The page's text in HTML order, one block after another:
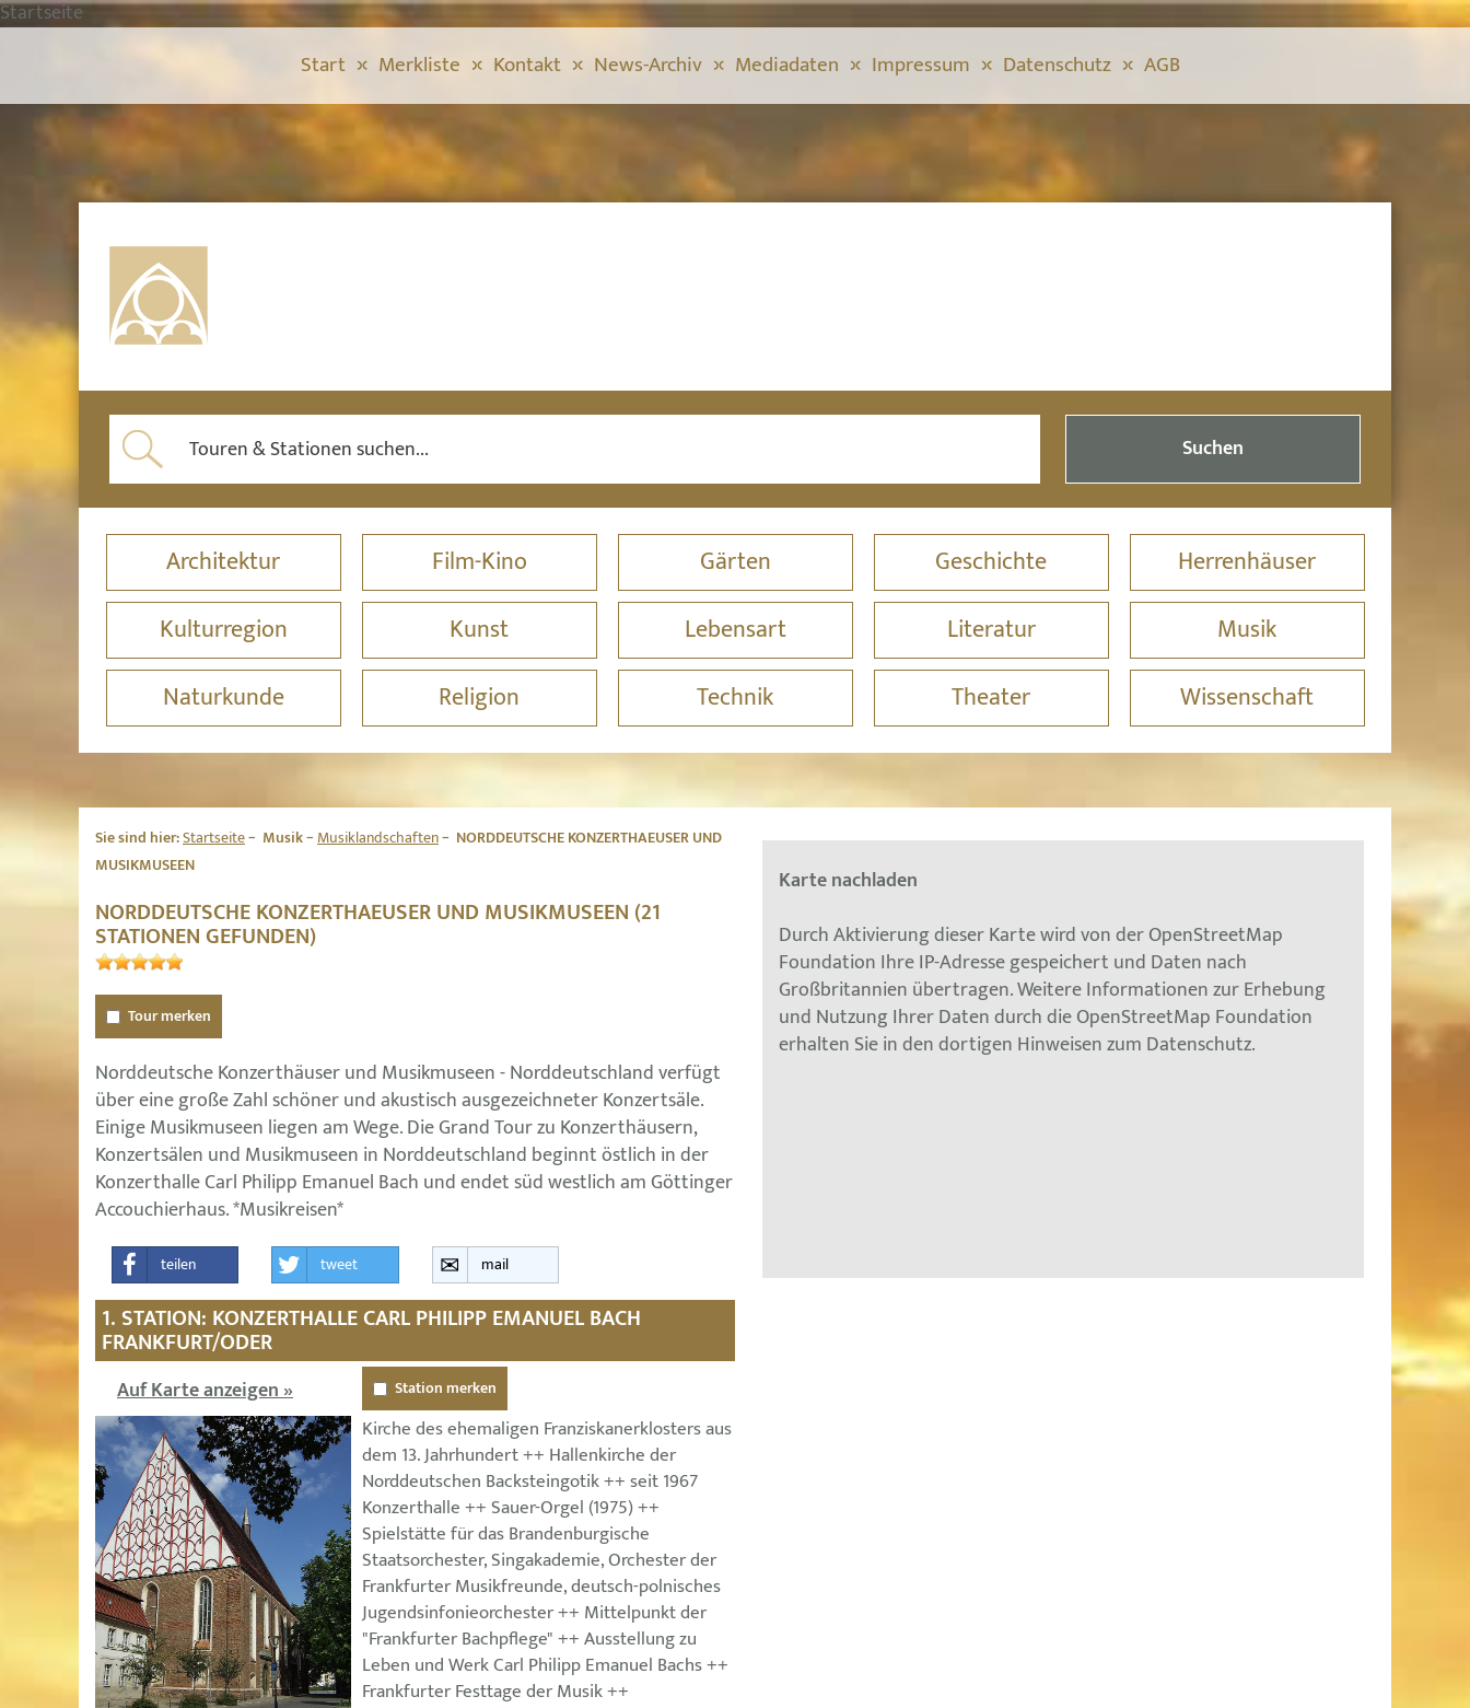
Startseite
Start Merkliste Kontakt News-Archiv Mediadaten Impressum Datenschutz AGB
Suchen
Architektur Film-Kino Gärten Geschichte
Herrenhäuser
Kulturregion
Kunst Lebensart Literatur
Musik
Naturkunde
Religion Technik Theater Wissenschaft
Sie sind hier:Startseite Musik Musiklandschaften
NORDDEUTSCHE KONZERTHAEUSER UND
MUSIKMUSEEN
NORDDEUTSCHE KONZERTHAEUSER UND MUSIKMUSEEN (21
STATIONEN GEFUNDEN)
Tour merken
Norddeutsche Konzerthäuser und Musikmuseen - Norddeutschland verfügt
über eine große Zahl schöner und akustisch ausgezeichneter Konzertsäle.
Einige Musikmuseen liegen am Wege. Die Grand Tour zu Konzerthäusern,
Konzertsälen und Musikmuseen in Norddeutschland beginnt östlich in der
Konzerthalle Carl Philipp Emanuel Bach und endet süd westlich am Göttinger
Accouchierhaus. *Musikreisen*
teilen tweet mail
1. STATION: KONZERTHALLE CARL PHILIPP EMANUEL BACH
FRANKFURT/ODER
Auf Karte anzeigen » Station merken
Kirche des ehemaligen Franziskanerklosters aus
dem 13. Jahrhundert ++ Hallenkirche der
Norddeutschen Backsteingotik ++ seit 1967
Konzerthalle ++ Sauer-Orgel (1975) ++
Spielstätte für das Brandenburgische
Staatsorchester, Singakademie, Orchester der
Frankfurter Musikfreunde, deutsch-polnisches
Jugendsinfonieorchester ++ Mittelpunkt der
"Frankfurter Bachpflege" ++ Ausstellung zu
Leben und Werk Carl Philipp Emanuel Bachs ++
Frankfurter Festtage der Musik ++
Karte nachladen
Durch Aktivierung dieser Karte wird von der OpenStreetMap
Foundation Ihre IP-Adresse gespeichert und Daten nach
Großbritannien übertragen. Weitere Informationen zur Erhebung
und Nutzung Ihrer Daten durch die OpenStreetMap Foundation
erhalten Sie in den dortigen Hinweisen zum Datenschutz.